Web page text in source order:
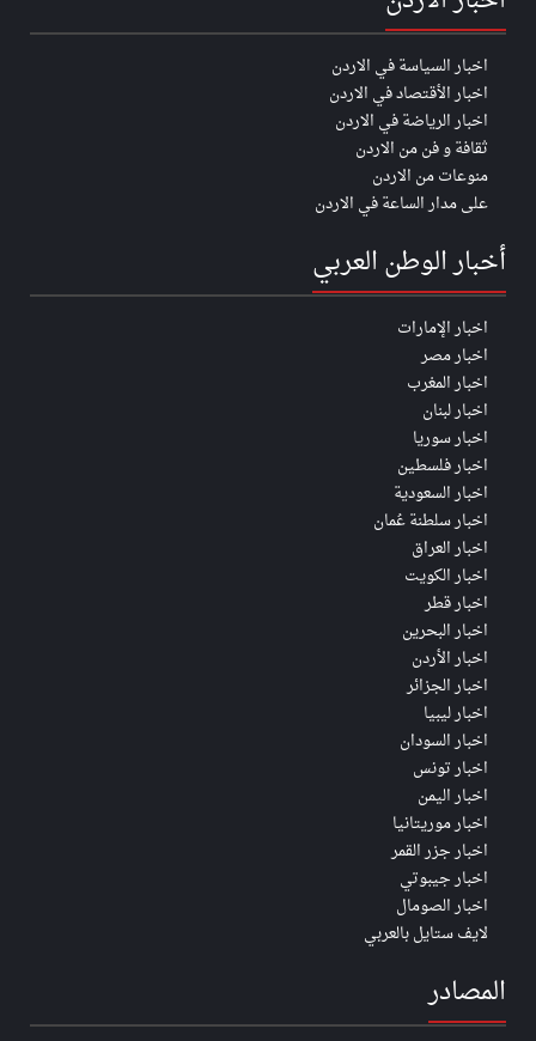
اخبار السياسة في الاردن
اخبار الأقتصاد في الاردن
اخبار الرياضة في الاردن
ثقافة و فن من الاردن
منوعات من الاردن
على مدار الساعة في الاردن
أخبار الوطن العربي
اخبار الإمارات
اخبار مصر
اخبار المغرب
اخبار لبنان
اخبار سوريا
اخبار فلسطين
اخبار السعودية
اخبار سلطنة عُمان
اخبار العراق
اخبار الكويت
اخبار قطر
اخبار البحرين
اخبار الأردن
اخبار الجزائر
اخبار ليبيا
اخبار السودان
اخبار تونس
اخبار اليمن
اخبار موريتانيا
اخبار جزر القمر
اخبار جيبوتي
اخبار الصومال
لايف ستايل بالعربي
المصادر